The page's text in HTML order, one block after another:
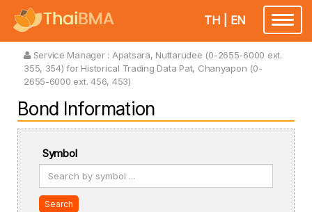
Toggle
TH EN
Service Manager : Apatsara, Nuttarudee (0-2655-6000 ext.
355, 354) for Historical Trading Data Pat, Chanyapon (0-
2655-6000 ext. 456, 453)
Bond Information
Symbol
Search